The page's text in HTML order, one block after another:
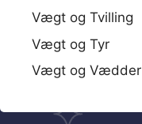
Vægt og Tvilling
Vægt og Tyr
Vægt og Vædder